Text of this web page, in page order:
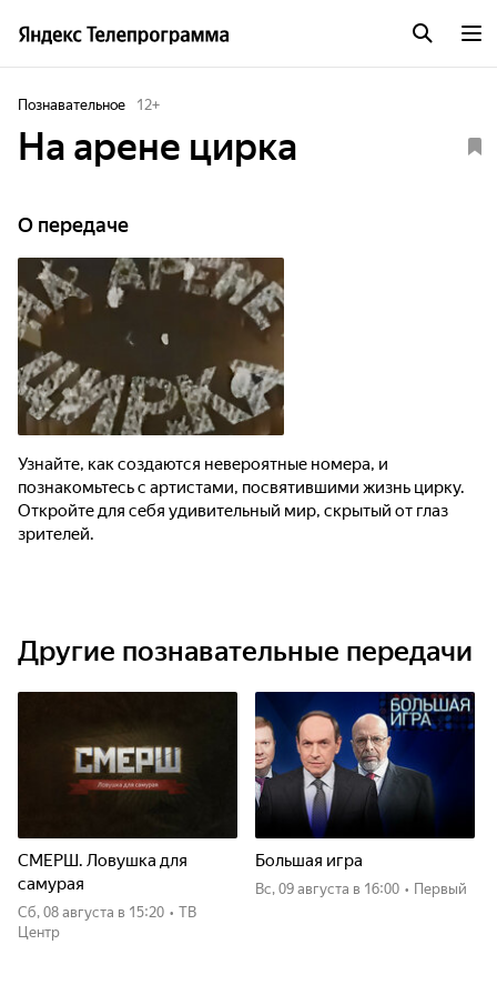
Познавательное 12+
На арене цирка
О передаче
Узнайте, как создаются невероятные номера, и
познакомьтесь с артистами, посвятившими жизнь цирку.
Откройте для себя удивительный мир, скрытый от глаз
зрителей.
Другие познавательные передачи
СМЕРШ. Ловушка для
самурая
сб, 08 августа в 15:20 • ТВ
Центр
Большая игра
вс, 09 августа в 16:00 • Первый